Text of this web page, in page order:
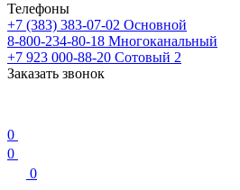
Телефоны
+7 (383) 383-07-02 Основной
8-800-234-80-18 Многоканальный
+7 923 000-88-20 Сотовый 2
Заказать звонок
0
0
0